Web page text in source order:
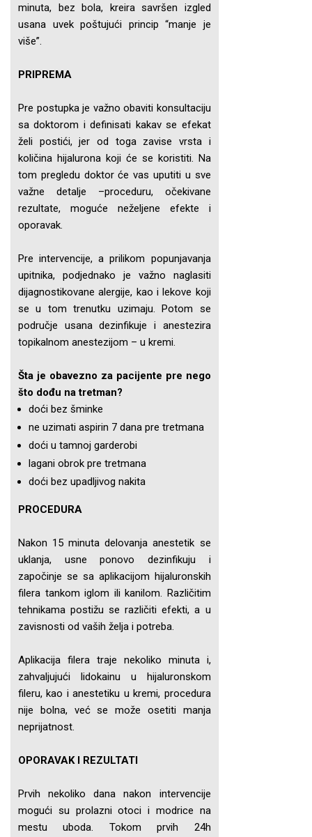
minuta, bez bola, kreira savršen izgled
usana uvek poštujući princip “manje je
više”.
PRIPREMA
Pre postupka je važno obaviti konsultaciju
sa doktorom i definisati kakav se efekat
želi postići, jer od toga zavise vrsta i
količina hijalurona koji će se koristiti. Na
tom pregledu doktor će vas uputiti u sve
važne detalje –proceduru, očekivane
rezultate, moguće neželjene efekte i
oporavak.
Pre intervencije, a prilikom popunjavanja
upitnika, podjednako je važno naglasiti
dijagnostikovane alergije, kao i lekove koji
se u tom trenutku uzimaju. Potom se
područje usana dezinfikuje i anestezira
topikalnom anestezijom – u kremi.
Šta je obavezno za pacijente pre nego
što dođu na tretman?
doći bez šminke
ne uzimati aspirin 7 dana pre tretmana
doći u tamnoj garderobi
lagani obrok pre tretmana
doći bez upadljivog nakita
PROCEDURA
Nakon 15 minuta delovanja anestetik se
uklanja, usne ponovo dezinfikuju i
započinje se sa aplikacijom hijaluronskih
filera tankom iglom ili kanilom. Različitim
tehnikama postižu se različiti efekti, a u
zavisnosti od vaših želja i potreba.
Aplikacija filera traje nekoliko minuta i,
zahvaljujući lidokainu u hijaluronskom
fileru, kao i anestetiku u kremi, procedura
nije bolna, već se može osetiti manja
neprijatnost.
OPORAVAK I REZULTATI
Prvih nekoliko dana nakon intervencije
mogući su prolazni otoci i modrice na
mestu uboda. Tokom prvih 24h